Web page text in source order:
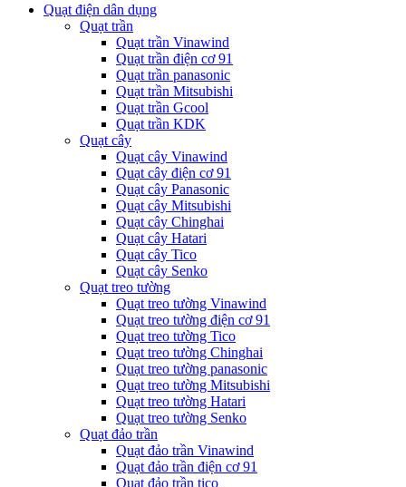
Quạt điện dân dụng
Quạt trần
Quạt trần Vinawind
Quạt trần điện cơ 91
Quạt trần panasonic
Quạt trần Mitsubishi
Quạt trần Gcool
Quạt trần KDK
Quạt cây
Quạt cây Vinawind
Quạt cây điện cơ 91
Quạt cây Panasonic
Quạt cây Mitsubishi
Quạt cây Chinghai
Quạt cây Hatari
Quạt cây Tico
Quạt cây Senko
Quạt treo tường
Quạt treo tường Vinawind
Quạt treo tường điện cơ 91
Quạt treo tường Tico
Quạt treo tường Chinghai
Quạt treo tường panasonic
Quạt treo tường Mitsubishi
Quạt treo tường Hatari
Quạt treo tường Senko
Quạt đảo trần
Quạt đảo trần Vinawind
Quạt đảo trần điện cơ 91
Quạt đảo trần tico